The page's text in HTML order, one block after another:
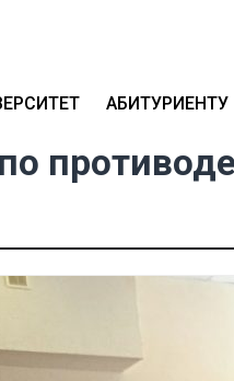
АБИТУРИЕНТУ